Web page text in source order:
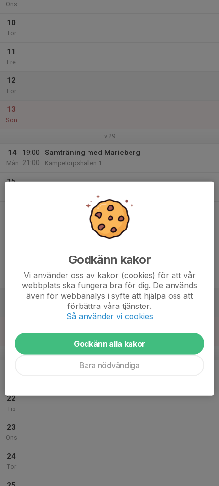
Ons
10
Tor
11
Fre
12
Lör
13
Sön
v.29
14
Mån
19:00
21:00
Samträning med Marieberg
Kämpetorpshallen 1
15
Sön
v.30
Samträning med Marieberg
22
Tis
23
Ons
24
Tor
Godkänn kakor
Vi använder oss av kakor (cookies) för att vår
webbplats ska fungera bra för dig. De används
även för webbanalys i syfte att hjälpa oss att
förbättra våra tjänster.
Så använder vi cookies
Godkänn alla kakor
Bara nödvändiga